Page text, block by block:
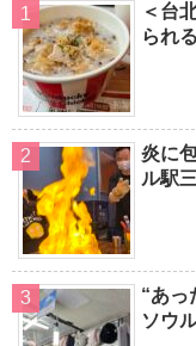
＜台
られ
炎に
ル駅
“あっ
ソウ